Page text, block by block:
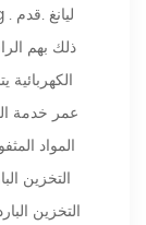
ذلك بهم
عمر خدمة
المواد
التخزين
التخزين